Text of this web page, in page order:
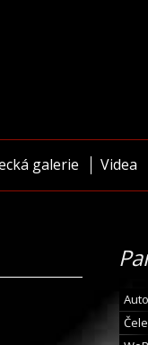
galerie Videa